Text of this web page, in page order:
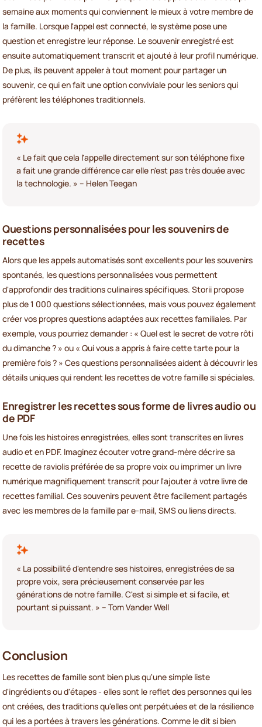
semaine aux moments qui conviennent le mieux à votre membre de
la famille. Lorsque l'appel est connecté, le système pose une
question et enregistre leur réponse. Le souvenir enregistré est
ensuite automatiquement transcrit et ajouté à leur profil numérique.
De plus, ils peuvent appeler à tout moment pour partager un
souvenir, ce qui en fait une option conviviale pour les seniors qui
préfèrent les téléphones traditionnels.
« Le fait que cela l'appelle directement sur son téléphone fixe
a fait une grande différence car elle n'est pas très douée avec
la technologie. » – Helen Teegan
Questions personnalisées pour les souvenirs de
recettes
Alors que les appels automatisés sont excellents pour les souvenirs
spontanés, les questions personnalisées vous permettent
d'approfondir des traditions culinaires spécifiques. Storii propose
plus de 1 000 questions sélectionnées, mais vous pouvez également
créer vos propres questions adaptées aux recettes familiales. Par
exemple, vous pourriez demander : « Quel est le secret de votre rôti
du dimanche ? » ou « Qui vous a appris à faire cette tarte pour la
première fois ? » Ces questions personnalisées aident à découvrir les
détails uniques qui rendent les recettes de votre famille si spéciales.
Enregistrer les recettes sous forme de livres audio ou
de PDF
Une fois les histoires enregistrées, elles sont transcrites en livres
audio et en PDF. Imaginez écouter votre grand-mère décrire sa
recette de raviolis préférée de sa propre voix ou imprimer un livre
numérique magnifiquement transcrit pour l'ajouter à votre livre de
recettes familial. Ces souvenirs peuvent être facilement partagés
avec les membres de la famille par e-mail, SMS ou liens directs.
« La possibilité d'entendre ses histoires, enregistrées de sa
propre voix, sera précieusement conservée par les
générations de notre famille. C'est si simple et si facile, et
pourtant si puissant. » – Tom Vander Well
Conclusion
Les recettes de famille sont bien plus qu'une simple liste
d'ingrédients ou d'étapes - elles sont le reflet des personnes qui les
ont créées, des traditions qu'elles ont perpétuées et de la résilience
qui les a portées à travers les générations. Comme le dit si bien